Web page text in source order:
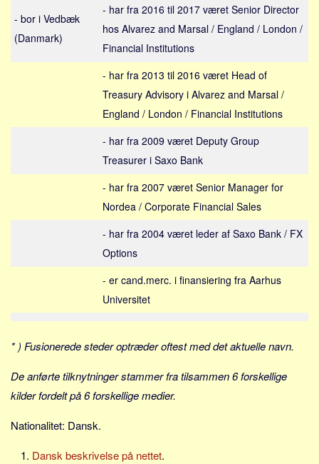
Nøgleord
Bolig
Job
Social sikring og sundhed
Alle
Jura og regler
Praktisk
Meta
Dokumenttyper
- bor i Vedbæk
(Danmark)
- har fra 2016 til 2017 været Senior Director
hos Alvarez and Marsal / England / London /
Financial Institutions
- har fra 2013 til 2016 været Head of
Treasury Advisory i Alvarez and Marsal /
England / London / Financial Institutions
- har fra 2009 været Deputy Group
Treasurer i Saxo Bank
- har fra 2007 været Senior Manager for
Nordea / Corporate Financial Sales
- har fra 2004 været leder af Saxo Bank / FX
Options
- er cand.merc. i finansiering fra Aarhus
Universitet
* ) Fusionerede steder optræder oftest med det aktuelle navn.
De anførte tilknytninger stammer fra tilsammen 6 forskellige
kilder fordelt på 6 forskellige medier.
Nationalitet: Dansk.
Dansk beskrivelse på nettet.